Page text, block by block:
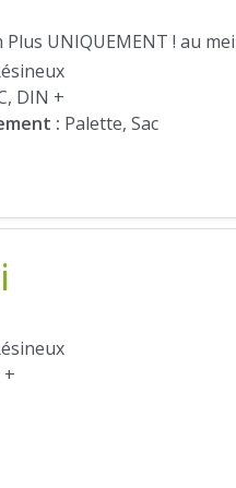
UNIQUEMENT ! au
DIN +
: Palette, Sac